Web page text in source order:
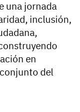
una jornada
inclusión,
en
del